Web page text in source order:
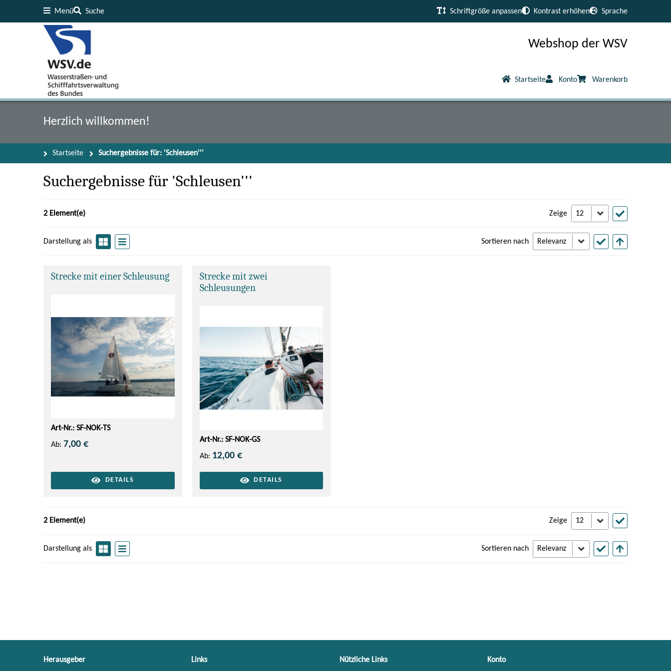
Menü Suche Schriftgröße anpassen Kontrast erhöhen Sprache
Webshop der WSV
Startseite Konto Warenkorb
Herzlich willkommen!
Startseite Suchergebnisse für: 'Schleusen'''
Suchergebnisse für 'Schleusen'''
2 Element(e) Zeige
Darstellung als Sortieren nach
Strecke mit einer Schleusung
Art-Nr.: SF-NOK-TS
Ab: 7,00 €
DETAILS
Strecke mit zwei
Schleusungen
Art-Nr.: SF-NOK-GS
Ab: 12,00 €
DETAILS
2 Element(e) Zeige
Darstellung als Sortieren nach
Herausgeber Links Nützliche Links Konto